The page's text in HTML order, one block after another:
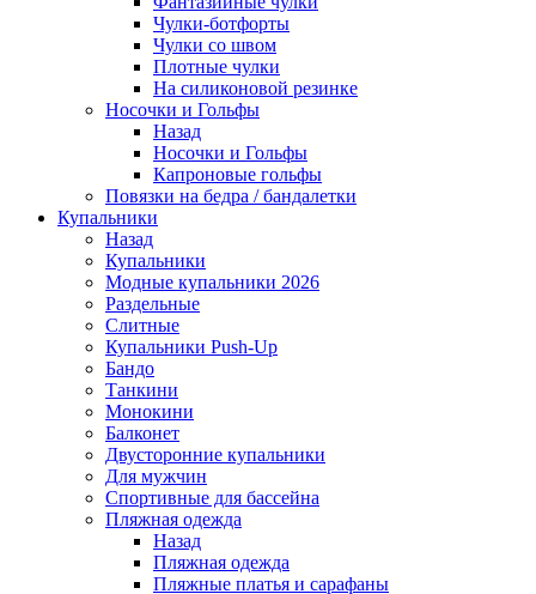
Чулки-ботфорты
Чулки со швом
Плотные чулки
На силиконовой резинке
Носочки и Гольфы
Назад
Носочки и Гольфы
Капроновые гольфы
Повязки на бедра / бандалетки
Купальники
Назад
Купальники
Модные купальники 2026
Раздельные
Слитные
Купальники Push-Up
Бандо
Танкини
Монокини
Балконет
Двусторонние купальники
Для мужчин
Спортивные для бассейна
Пляжная одежда
Назад
Пляжная одежда
Пляжные платья и сарафаны